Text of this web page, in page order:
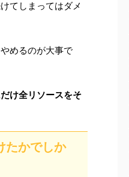
てしまってはダメ
めるのが大事で
け全リソースをそ
たかでしか